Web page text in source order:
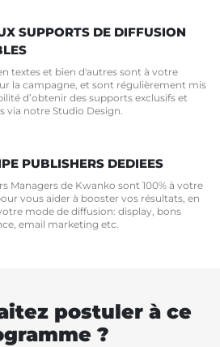
SUPPORTS DE DIFFUSION
textes et bien d'autres sont à votre
la campagne, et sont régulièrement mis
d’obtenir des supports exclusifs et
via notre Studio Design.
PUBLISHERS DEDIEES
Managers de Kwanko sont 100% à votre
vous aider à booster vos résultats, en
mode de diffusion: display, bons
email marketing etc.
postuler à ce
?